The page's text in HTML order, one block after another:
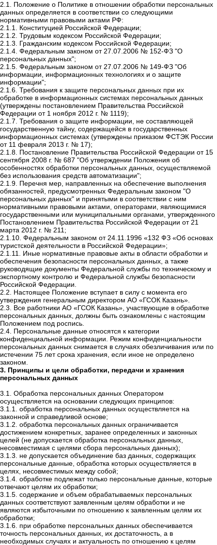
2.1. Положение о Политике в отношении обработки персональных
данных определяется в соответствии со следующими
нормативными правовыми актами РФ:
2.1.1. Конституцией Российской Федерации;
2.1.2. Трудовым кодексом Российской Федерации;
2.1.3. Гражданским кодексом Российской Федерации;
2.1.4. Федеральным законом от 27.07.2006 № 152-ФЗ "О
персональных данных";
2.1.5. Федеральным законом от 27.07.2006 № 149-ФЗ "Об
информации, информационных технологиях и о защите
информации";
2.1.6. Требования к защите персональных данных при их
обработке в информационных системах персональных данных
(утверждены постановлением Правительства Российской
Федерации от 1 ноября 2012 г. № 1119);
2.1.7. Требования о защите информации, не составляющей
государственную тайну, содержащейся в государственных
информационных системах (утверждены приказом ФСТЭК России
от 11 февраля 2013 г. № 17);
2.1.8. Постановление Правительства Российской Федерации от 15
сентября 2008 г. № 687 "Об утверждении Положения об
особенностях обработки персональных данных, осуществляемой
без использования средств автоматизации";
2.1.9. Перечня мер, направленных на обеспечение выполнения
обязанностей, предусмотренных Федеральным законом "О
персональных данных" и принятыми в соответствии с ним
нормативными правовыми актами, операторами, являющимися
государственными или муниципальными органами, утвержденного
Постановлением Правительства Российской Федерации от 21
марта 2012 г. № 211;
2.1.10. Федеральным законом от 24.11.1996 «132 ФЗ «Об основах
туристской деятельности в Российской Федерации»;
2.1.11. Иные нормативные правовые акты в области обработки и
обеспечения безопасности персональных данных, а также
руководящие документы Федеральной службы по техническому и
экспортному контролю и Федеральной службы безопасности
Российской Федерации.
2.2. Настоящее Положение вступает в силу с момента его
утверждения генеральным директором АО «ГСОК Казань».
2.3. Все работники АО «ГСОК Казань», участвующие в обработке
персональных данных, должны быть ознакомлены с настоящим
Положением под роспись.
2.4. Персональные данные относятся к категории
конфиденциальной информации. Режим конфиденциальности
персональных данных снимается в случаях обезличивания или по
истечении 75 лет срока хранения, если иное не определено
законом.
3. Принципы и цели обработки, передачи и хранения
персональных данных
3.1. Обработка персональных данных Оператором
осуществляется на основании следующих принципов:
3.1.1. обработка персональных данных осуществляется на
законной и справедливой основе;
3.1.2. обработка персональных данных ограничивается
достижением конкретных, заранее определенных и законных
целей (не допускается обработка персональных данных,
несовместимая с целями сбора персональных данных);
3.1.3. не допускается объединение баз данных, содержащих
персональные данные, обработка которых осуществляется в
целях, несовместимых между собой;
3.1.4. обработке подлежат только персональные данные, которые
отвечают целям их обработки;
3.1.5. содержание и объем обрабатываемых персональных
данных соответствуют заявленным целям обработки и не
являются избыточными по отношению к заявленным целям их
обработки;
3.1.6. при обработке персональных данных обеспечивается
точность персональных данных, их достаточность, а в
необходимых случаях и актуальность по отношению к целям